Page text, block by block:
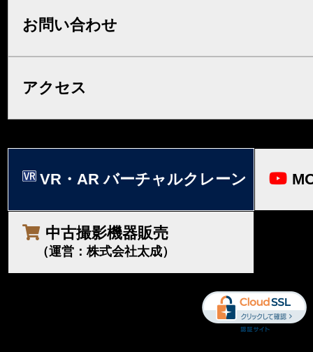
お問い合わせ
アクセス
VR・AR バーチャルクレーン
中古撮影機器販売
（運営：株式会社太成）